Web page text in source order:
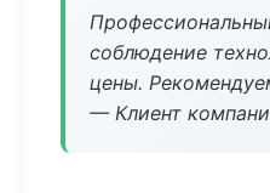
соблюдение
цены.
— Клиент